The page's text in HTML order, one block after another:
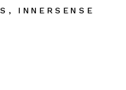
,INNERSENSE